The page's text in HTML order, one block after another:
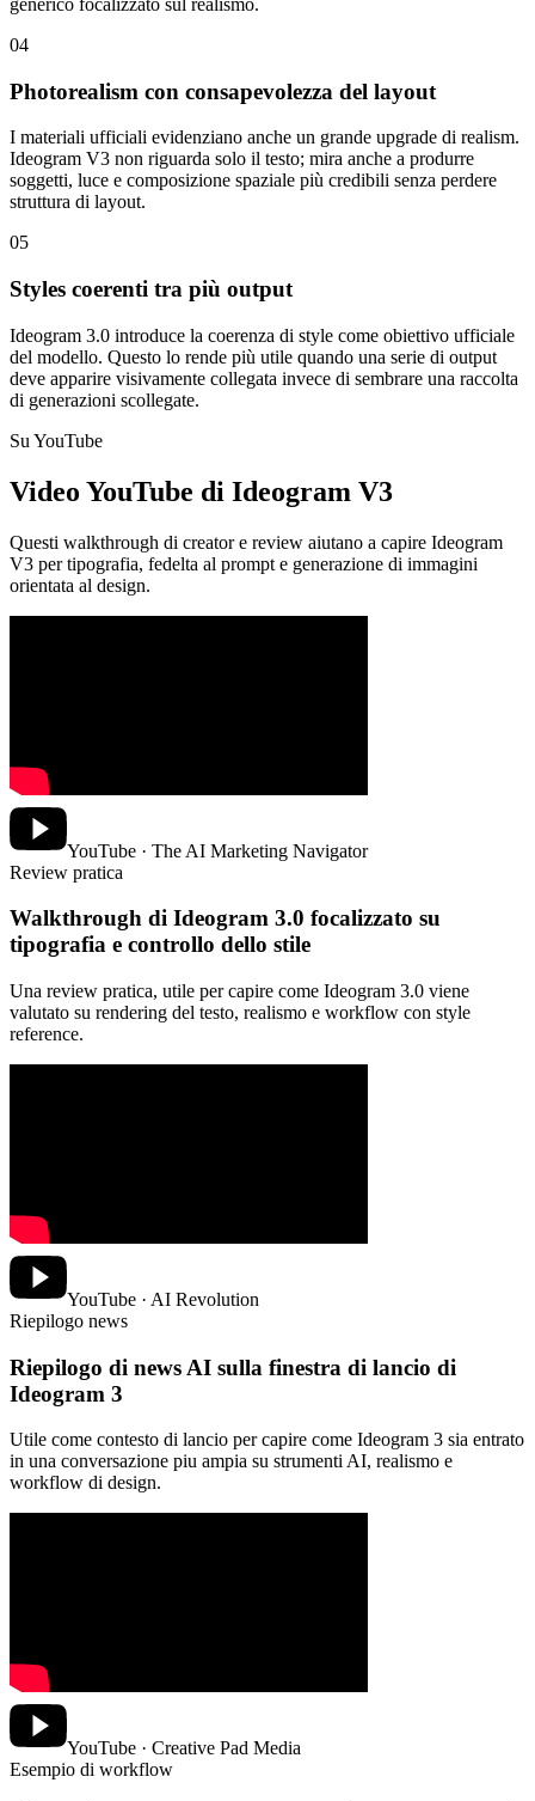
04
Photorealism con consapevolezza del layout
I materiali ufficiali evidenziano anche un grande upgrade di realism.
Ideogram V3 non riguarda solo il testo; mira anche a produrre
soggetti, luce e composizione spaziale più credibili senza perdere
struttura di layout.
05
Styles coerenti tra più output
Ideogram 3.0 introduce la coerenza di style come obiettivo ufficiale
del modello. Questo lo rende più utile quando una serie di output
deve apparire visivamente collegata invece di sembrare una raccolta
di generazioni scollegate.
Su YouTube
Video YouTube di Ideogram V3
Questi walkthrough di creator e review aiutano a capire Ideogram
V3 per tipografia, fedelta al prompt e generazione di immagini
orientata al design.
YouTube · The AI Marketing Navigator
Review pratica
Walkthrough di Ideogram 3.0 focalizzato su
tipografia e controllo dello stile
Una review pratica, utile per capire come Ideogram 3.0 viene
valutato su rendering del testo, realismo e workflow con style
reference.
YouTube · AI Revolution
Riepilogo news
Riepilogo di news AI sulla finestra di lancio di
Ideogram 3
Utile come contesto di lancio per capire come Ideogram 3 sia entrato
in una conversazione piu ampia su strumenti AI, realismo e
workflow di design.
YouTube · Creative Pad Media
Esempio di workflow